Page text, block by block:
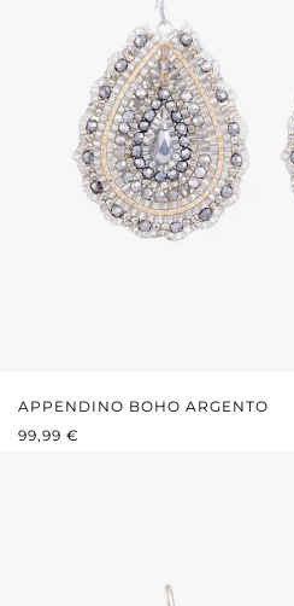
APPENDINO BOHO ARGENTO
PREZZO NORMALE:
99,99 €